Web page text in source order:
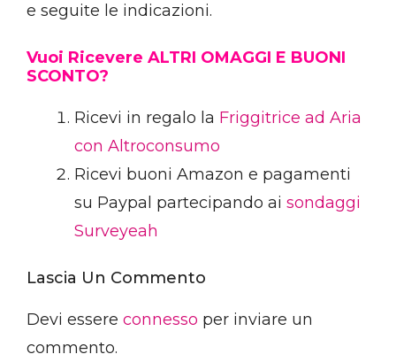
e seguite le indicazioni.
Vuoi Ricevere ALTRI OMAGGI E BUONI
SCONTO?
Ricevi in regalo la Friggitrice ad Aria
con Altroconsumo
Ricevi buoni Amazon e pagamenti
su Paypal partecipando ai sondaggi
Surveyeah
Lascia Un Commento
Devi essere connesso per inviare un
commento.